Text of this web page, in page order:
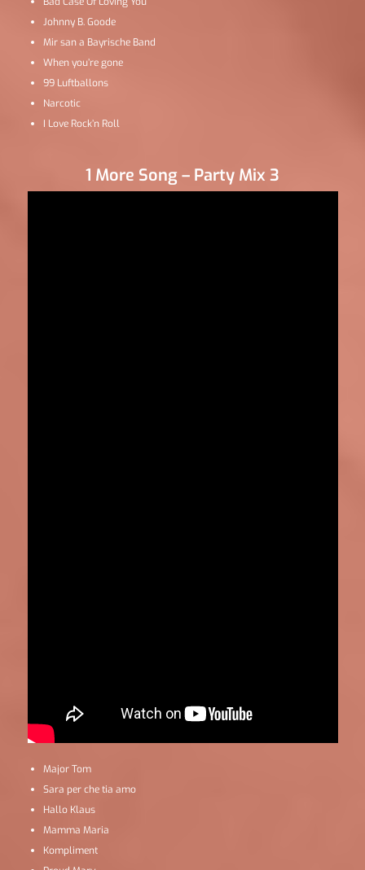
Johnny B. Goode
Mir san a Bayrische Band
When you’re gone
99 Luftballons
Narcotic
I Love Rock’n Roll
1 More Song – Party Mix 3
Major Tom
Sara per che tia amo
Hallo Klaus
Mamma Maria
Kompliment